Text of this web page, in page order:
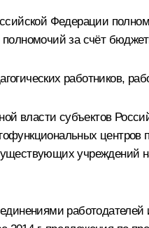
Федерации
за счёт
работников,
власти субъектов
учреждений